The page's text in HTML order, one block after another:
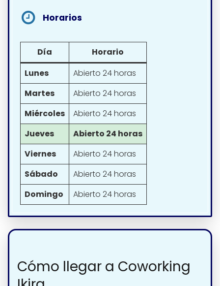
Horarios
Día
Horario
Lunes
Abierto 24 horas
Martes
Abierto 24 horas
Miércoles
Abierto 24 horas
Jueves
Abierto 24 horas
Viernes
Abierto 24 horas
Sábado
Abierto 24 horas
Domingo
Abierto 24 horas
Cómo llegar a Coworking